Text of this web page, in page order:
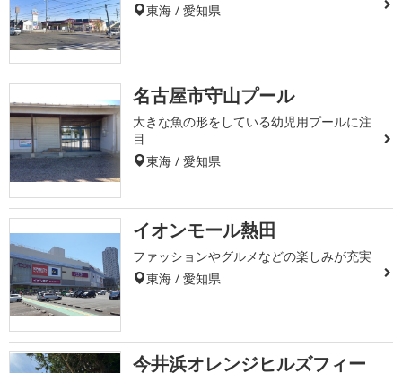
東海 / 愛知県
名古屋市守山プール
大きな魚の形をしている幼児用プールに注
目
東海 / 愛知県
イオンモール熱田
ファッションやグルメなどの楽しみが充実
東海 / 愛知県
今井浜オレンジヒルズフィー